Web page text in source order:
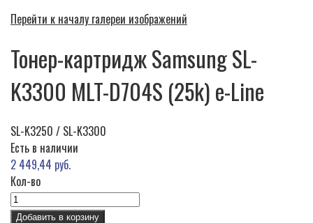
Перейти к началу галереи изображений
Тонер-картридж Samsung SL-
K3300 MLT-D704S (25k) e-Line
SL-K3250 / SL-K3300
Есть в наличии
2 449,44 руб.
Кол-во
Добавить в корзину